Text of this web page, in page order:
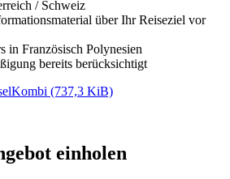
/ Schweiz
über Ihr Reiseziel vor
in Französisch Polynesien
bereits berücksichtigt
(737,3 KiB)
einholen